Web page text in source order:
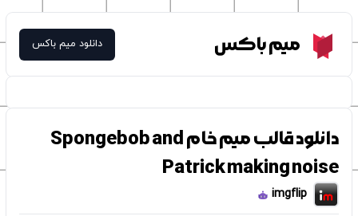
Meme Boxمیم باکس دانلود میم باکس
دانلود قالب میم خام Spongebob and
Patrick making noise
imgflip